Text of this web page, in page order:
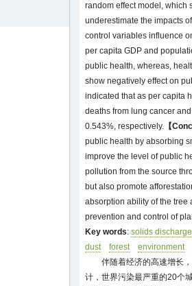
random effect model, which
underestimate the impacts
control variables influence
per capita GDP and
public health, whereas,
show negatively effect on
indicated that as per capita
deaths from lung cancer
0.543%, respectively. 【
public health by absorbing
improve the level of public
pollution from the source
but also promote
absorption ability of the tree
prevention and control of
Key words: solids discharge
dust
forest
environment
伴随着经济的高速增长
计，世界污染最严重的20个